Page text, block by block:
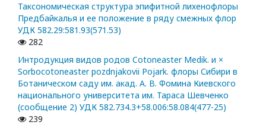
Таксономическая структура эпифитной лихенофлоры
Предбайкалья и ее положение в ряду смежных флор
УДК 582.29:581.93(571.53)
282
Интродукция видов родов Cotoneaster Medik. и ×
Sorbocotoneaster pozdnjakovii Pojark. флоры Сибири в
Ботаническом саду им. акад. А. В. Фомина Киевского
национального университета им. Тараса Шевченко
(сообщение 2) УДК 582.734.3+58.006:58.084(477-25)
239